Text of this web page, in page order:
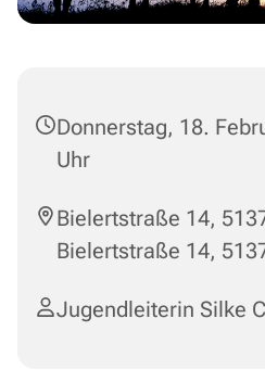
Donnerstag, 18.
Uhr
Bielertstraße 14,
Bielertstraße 14,
Jugendleiterin Silke